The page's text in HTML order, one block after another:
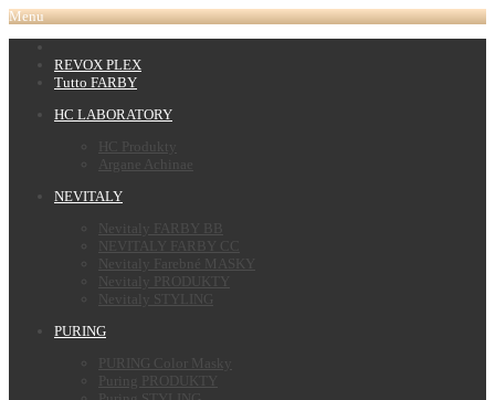
Menu
REVOX PLEX
Tutto FARBY
HC LABORATORY
HC Produkty
Argane Achinae
NEVITALY
Nevitaly FARBY BB
NEVITALY FARBY CC
Nevitaly Farebné MASKY
Nevitaly PRODUKTY
Nevitaly STYLING
PURING
PURING Color Masky
Puring PRODUKTY